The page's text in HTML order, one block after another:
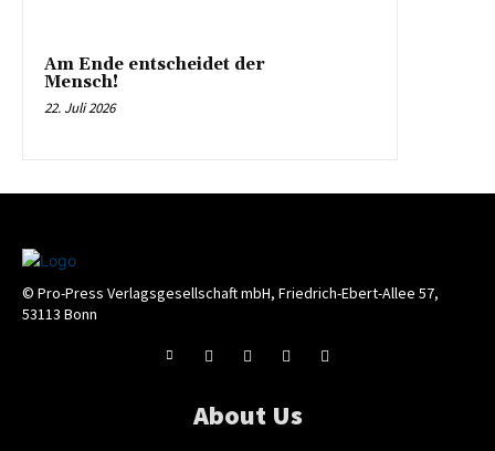
Am Ende entscheidet der
Mensch!
22. Juli 2026
© Pro-Press Verlagsgesellschaft mbH, Friedrich-Ebert-Allee 57,
53113 Bonn
About Us